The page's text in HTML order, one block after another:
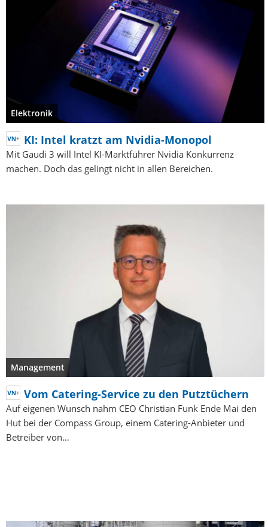
Elektronik
KI: Intel kratzt am Nvidia-Monopol
Mit Gaudi 3 will Intel KI-Marktführer Nvidia Konkurrenz
machen. Doch das gelingt nicht in allen Bereichen.
Management
Vom Catering-Service zu den Putztüchern
Auf eigenen Wunsch nahm CEO Christian Funk Ende Mai den
Hut bei der Compass Group, einem Catering-Anbieter und
Betreiber von…